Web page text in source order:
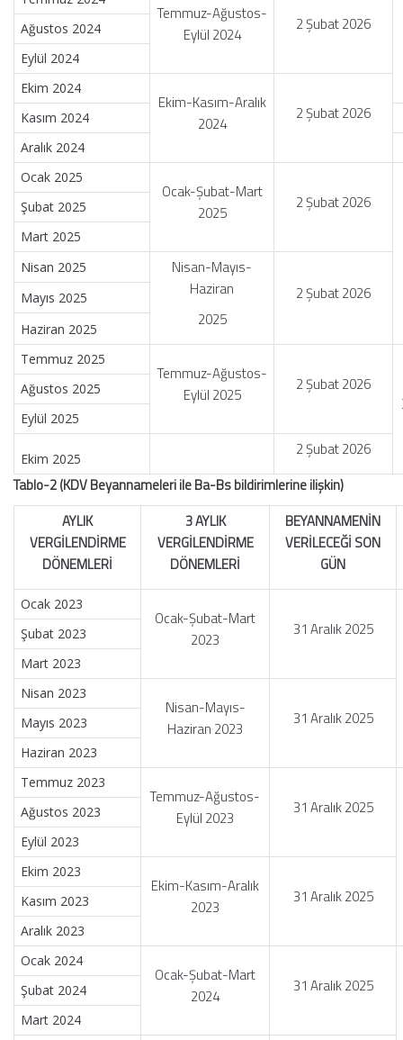
Temmuz-Ağustos-
Eylül 2024
2 Şubat 2026
Ağustos 2024
Eylül 2024
Ekim 2024
Ekim-Kasım-Aralık
2024
2 Şubat 2026
Kasım 2024
Aralık 2024
Ocak 2025
Ocak-Şubat-Mart
2025
2 Şubat 2026
Şubat 2025
Mart 2025
Nisan 2025
Nisan-Mayıs-
Haziran
2025
2 Şubat 2026
Mayıs 2025
Haziran 2025
Temmuz 2025
Temmuz-Ağustos-
Eylül 2025
2 Şubat 2026
Ağustos 2025
Eylül 2025
Ekim 2025
2 Şubat 2026
Tablo-2 (KDV Beyannameleri ile Ba-Bs bildirimlerine ilişkin)
AYLIK
VERGİLENDİRME
DÖNEMLERİ
3 AYLIK
VERGİLENDİRME
DÖNEMLERİ
BEYANNAMENİN
VERİLECEĞİ SON
GÜN
Ocak 2023
Ocak-Şubat-Mart
2023
31 Aralık 2025
Şubat 2023
Mart 2023
Nisan 2023
Nisan-Mayıs-
Haziran 2023
31 Aralık 2025
Mayıs 2023
Haziran 2023
Temmuz 2023
Temmuz-Ağustos-
Eylül 2023
31 Aralık 2025
Ağustos 2023
Eylül 2023
Ekim 2023
Ekim-Kasım-Aralık
2023
31 Aralık 2025
Kasım 2023
Aralık 2023
Ocak 2024
Ocak-Şubat-Mart
2024
31 Aralık 2025
Şubat 2024
Mart 2024